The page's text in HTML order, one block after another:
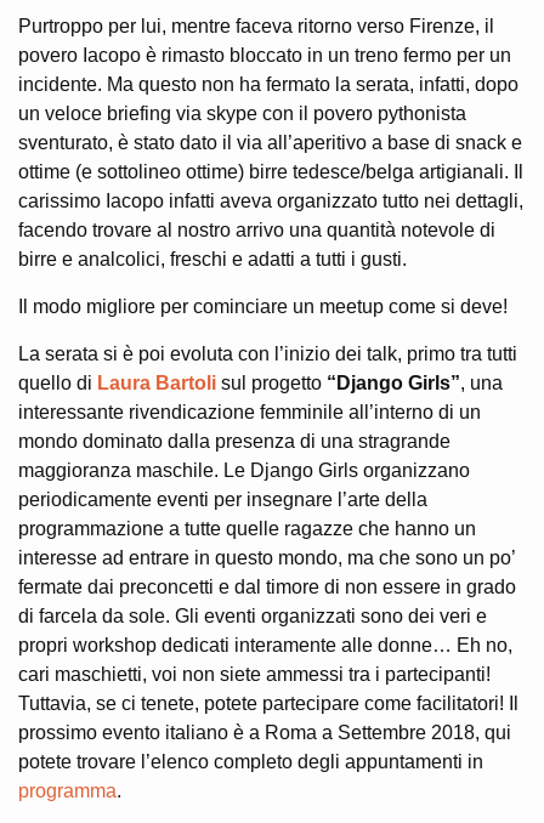
Purtroppo per lui, mentre faceva ritorno verso Firenze, il
povero Iacopo è rimasto bloccato in un treno fermo per un
incidente. Ma questo non ha fermato la serata, infatti, dopo
un veloce briefing via skype con il povero pythonista
sventurato, è stato dato il via all’aperitivo a base di snack e
ottime (e sottolineo ottime) birre tedesce/belga artigianali. Il
carissimo Iacopo infatti aveva organizzato tutto nei dettagli,
facendo trovare al nostro arrivo una quantità notevole di
birre e analcolici, freschi e adatti a tutti i gusti.
Il modo migliore per cominciare un meetup come si deve!
La serata si è poi evoluta con l’inizio dei talk, primo tra tutti
quello di Laura Bartoli sul progetto “Django Girls”, una
interessante rivendicazione femminile all’interno di un
mondo dominato dalla presenza di una stragrande
maggioranza maschile. Le Django Girls organizzano
periodicamente eventi per insegnare l’arte della
programmazione a tutte quelle ragazze che hanno un
interesse ad entrare in questo mondo, ma che sono un po’
fermate dai preconcetti e dal timore di non essere in grado
di farcela da sole. Gli eventi organizzati sono dei veri e
propri workshop dedicati interamente alle donne… Eh no,
cari maschietti, voi non siete ammessi tra i partecipanti!
Tuttavia, se ci tenete, potete partecipare come facilitatori! Il
prossimo evento italiano è a Roma a Settembre 2018, qui
potete trovare l’elenco completo degli appuntamenti in
programma.